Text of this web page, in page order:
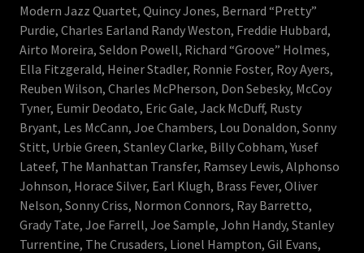
Modern Jazz Quartet, Quincy Jones, Bernard “Pretty”
Purdie, Charles Earland Randy Weston, Freddie Hubbard,
Airto Moreira, Seldon Powell, Richard “Groove” Holmes,
Ella Fitzgerald, Heiner Stadler, Ronnie Foster, Roy Ayers,
Reuben Wilson, Charles McPherson, Don Sebesky, McCoy
Tyner, Eumir Deodato, Eric Gale, Jack McDuff, Rusty
Bryant, Les McCann, Joe Chambers, Lou Donaldon, Sonny
Stitt, Urbie Green, Stanley Clarke, Billy Cobham, Yusef
Lateef, The Manhattan Transfer, Ramsey Lewis, Alphonso
Johnson, Horace Silver, Earl Klugh, Brass Fever, Oliver
Nelson, Sonny Criss, Normon Connors, Ray Barretto,
Grady Tate, Joe Farrell, Joe Sample, John Handy, Stanley
Turrentine, The Crusaders, Lionel Hampton, Gil Evans,